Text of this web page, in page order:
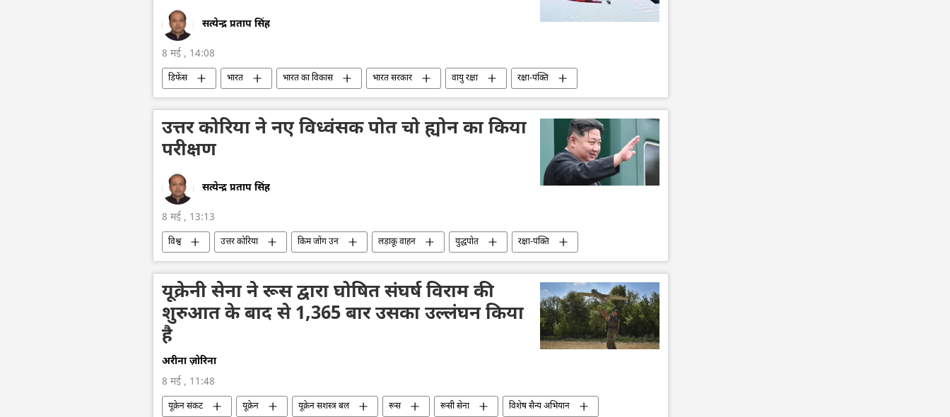
सत्येन्द्र प्रताप सिंह
8 मई , 14:08
डिफेंस भारत भारत का विकास भारत सरकार वायु रक्षा
रक्षा-पंक्ति
रक्षा मंत्रालय (MoD)
राष्ट्रीय सुरक्षा DRDO भारतीय वायुसेना
उत्तर कोरिया ने नए विध्वंसक पोत चो ह्योन का किया
परीक्षण
सत्येन्द्र प्रताप सिंह
8 मई , 13:13
विश्व उत्तर कोरिया किम जोंग उन लड़ाकू वाहन युद्धपोत
रक्षा-पंक्ति
राष्ट्रीय सुरक्षा
यूक्रेनी सेना ने रूस द्वारा घोषित संघर्ष विराम की
शुरुआत के बाद से 1,365 बार उसका उल्लंघन किया
है
अरीना ज़ोरिना
8 मई , 11:48
यूक्रेन संकट यूक्रेन यूक्रेन सशस्त्र बल रूस रूसी सेना
विशेष सैन्य अभियान